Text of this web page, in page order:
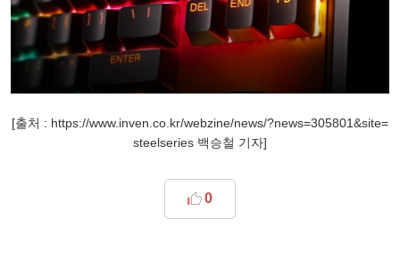
[출처 : https://www.inven.co.kr/webzine/news/?news=305801&site=
steelseries 백승철 기자]
0